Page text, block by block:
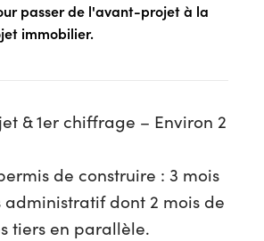
passer de l'avant-projet à la
immobilier.
& 1er chiffrage – Environ 2
de construire : 3 mois
administratif dont 2 mois de
tiers en parallèle.